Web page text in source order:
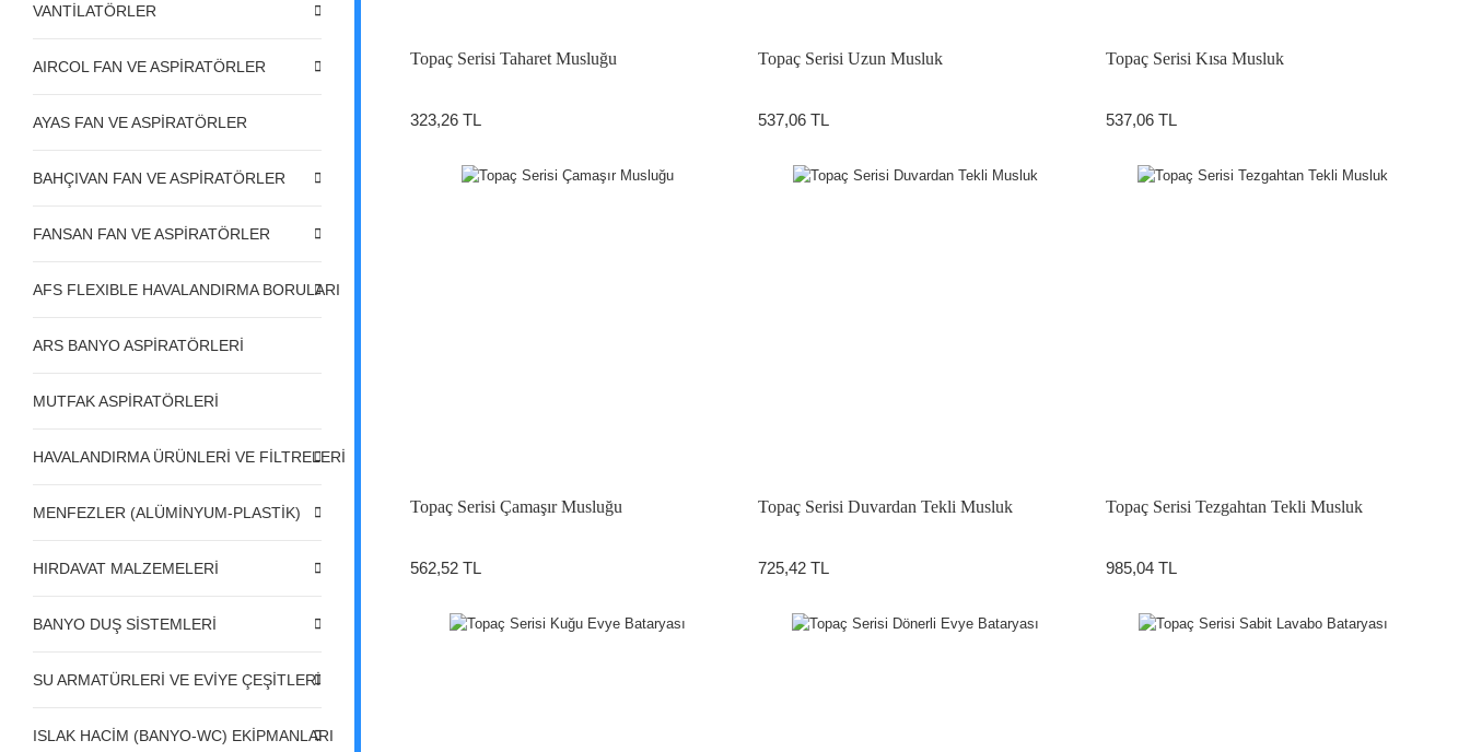
VANTİLATÖRLER
AIRCOL FAN VE ASPİRATÖRLER
AYAS FAN VE ASPİRATÖRLER
BAHÇIVAN FAN VE ASPİRATÖRLER
FANSAN FAN VE ASPİRATÖRLER
AFS FLEXIBLE HAVALANDIRMA BORULARI
ARS BANYO ASPİRATÖRLERİ
MUTFAK ASPİRATÖRLERİ
HAVALANDIRMA ÜRÜNLERİ VE FİLTRELERİ
MENFEZLER (ALÜMİNYUM-PLASTİK)
HIRDAVAT MALZEMELERİ
BANYO DUŞ SİSTEMLERİ
SU ARMATÜRLERİ VE EVİYE ÇEŞİTLERİ
ISLAK HACİM (BANYO-WC) EKİPMANLARI
Topaç Serisi Taharet Musluğu
323,26 TL
Topaç Serisi Uzun Musluk
537,06 TL
Topaç Serisi Kısa Musluk
537,06 TL
Topaç Serisi Çamaşır Musluğu
562,52 TL
Topaç Serisi Duvardan Tekli Musluk
725,42 TL
Topaç Serisi Tezgahtan Tekli Musluk
985,04 TL